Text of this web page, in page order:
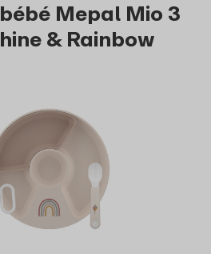
Mepal Mio 3
& Rainbow